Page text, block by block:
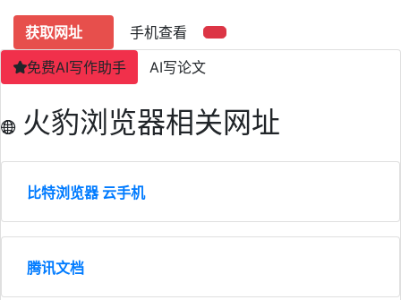
获取网址
手机查看
免费AI写作助手
AI写论文
火豹浏览器相关网址
比特浏览器 云手机
腾讯文档